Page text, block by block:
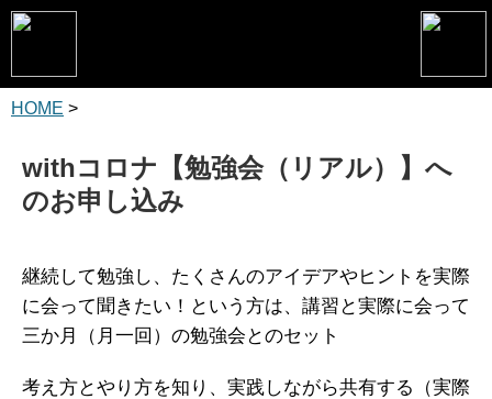
トップページ
松野恵介プロフィール
松野恵介のブログ
スケジュール
講演・セミナー
コンサルティング
HOME >
withコロナ【勉強会（リアル）】へ
のお申し込み
継続して勉強し、たくさんのアイデアやヒントを実際
に会って聞きたい！という方は、講習と実際に会って
三か月（月一回）の勉強会とのセット
考え方とやり方を知り、実践しながら共有する（実際